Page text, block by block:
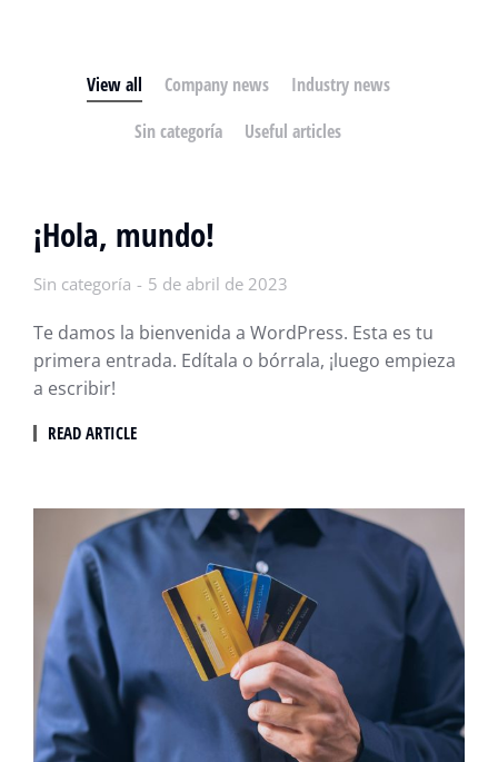
View all Company news
Industry news
Sin categoría
Useful articles
¡Hola, mundo!
Sin categoría 5 de abril de 2023
Te damos la bienvenida a WordPress. Esta es tu
primera entrada. Edítala o bórrala, ¡luego empieza
a escribir!
READ ARTICLE